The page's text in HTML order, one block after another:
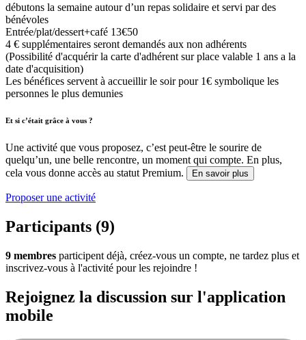
débutons la semaine autour d’un repas solidaire et servi par des
bénévoles
Entrée/plat/dessert+café 13€50
4 € supplémentaires seront demandés aux non adhérents
(Possibilité d'acquérir la carte d'adhérent sur place valable 1 ans a la
date d'acquisition)
Les bénéfices servent à accueillir le soir pour 1€ symbolique les
personnes le plus demunies
Et si c’était grâce à vous ?
Une activité que vous proposez, c’est peut-être le sourire de
quelqu’un, une belle rencontre, un moment qui compte. En plus,
cela vous donne accès au statut Premium.
En savoir plus
Proposer une activité
Participants (9)
9 membres participent déjà, créez-vous un compte, ne tardez plus et
inscrivez-vous à l'activité pour les rejoindre !
Rejoignez la discussion sur l'application
mobile